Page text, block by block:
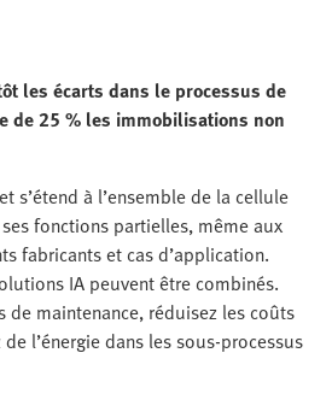
les écarts dans le processus de
de 25 % les immobilisations non
s’étend à l’ensemble de la cellule
fonctions partielles, même aux
fabricants et cas d’application.
IA peuvent être combinés.
de maintenance, réduisez les coûts
l’énergie dans les sous-processus